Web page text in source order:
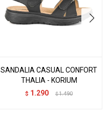
SANDALIA CASUAL CONFORT
THALIA - KORIUM
$ 1.290 $ 1.490